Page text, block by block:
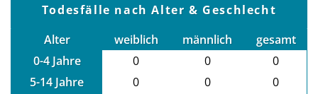
Todesfälle nach Alter & Geschlecht
Alter
weiblich männlich
gesamt
0-4 Jahre
0 0
0
5-14 Jahre
0 0
0